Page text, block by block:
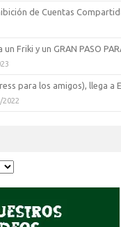
de Cuentas
Friki y un GRAN PASO
para los amigos), llega a
2022